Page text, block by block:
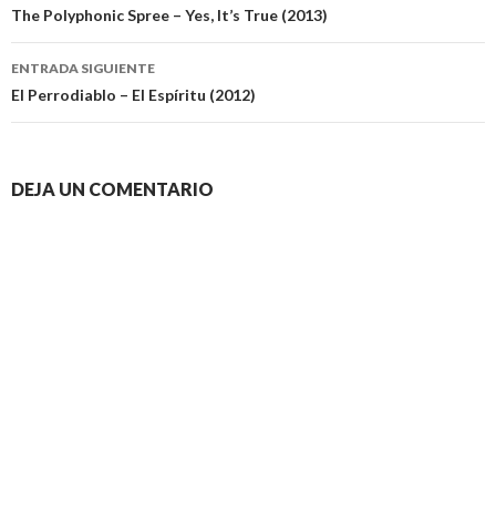
de
entradas
The Polyphonic Spree – Yes, It’s True (2013)
ENTRADA SIGUIENTE
El Perrodiablo – El Espíritu (2012)
DEJA UN COMENTARIO